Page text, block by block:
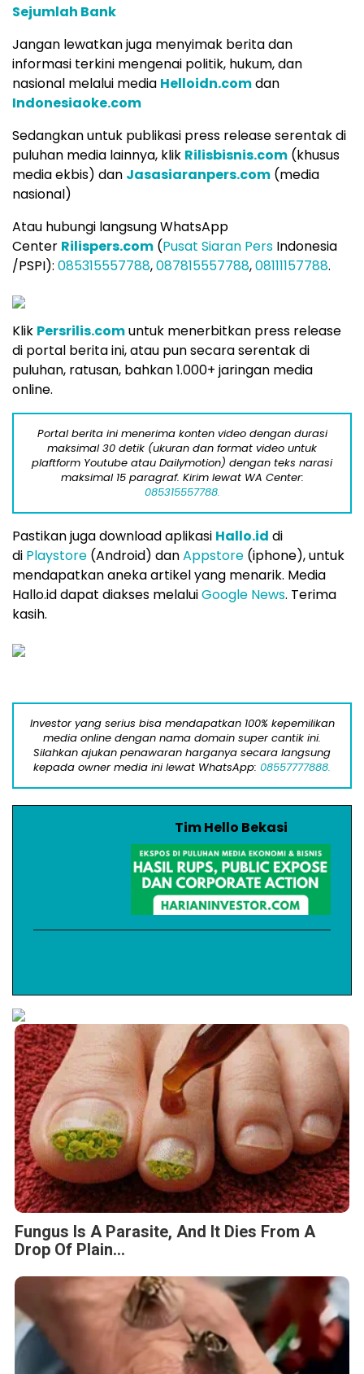
Sejumlah Bank
Jangan lewatkan juga menyimak berita dan
informasi terkini mengenai politik, hukum, dan
nasional melalui media Helloidn.comdan
Indonesiaoke.com
Sedangkan untuk publikasi press release serentak di
puluhan media lainnya, klik Rilisbisnis.com (khusus
media ekbis) dan Jasasiaranpers.com (media
nasional)
Atau hubungi langsung WhatsApp
Center Rilispers.com (Pusat Siaran Pers Indonesia
/PSPI): 085315557788,087815557788,08111157788.
Klik Persrilis.comuntuk menerbitkan press release
di portal berita ini, atau pun secara serentak di
puluhan, ratusan, bahkan 1.000+ jaringan media
online.
Portal berita ini menerima konten video dengan durasi
maksimal 30 detik (ukuran dan format video untuk
plaftform Youtube atau Dailymotion) dengan teks narasi
maksimal 15 paragraf. Kirim lewat WA Center:
085315557788.
Pastikan juga download aplikasi Hallo.id di
di Playstore (Android) danAppstore (iphone), untuk
mendapatkan aneka artikel yang menarik. Media
Hallo.id dapat diakses melaluiGoogle News. Terima
kasih.
Investor yang serius bisa mendapatkan 100% kepemilikan
media online dengan nama domain super cantik ini.
Silahkan ajukan penawaran harganya secara langsung
kepada owner media ini lewat WhatsApp: 08557777888.
Tim Hello Bekasi
Fungus Is A Parasite, And It Dies From A
Drop Of Plain...